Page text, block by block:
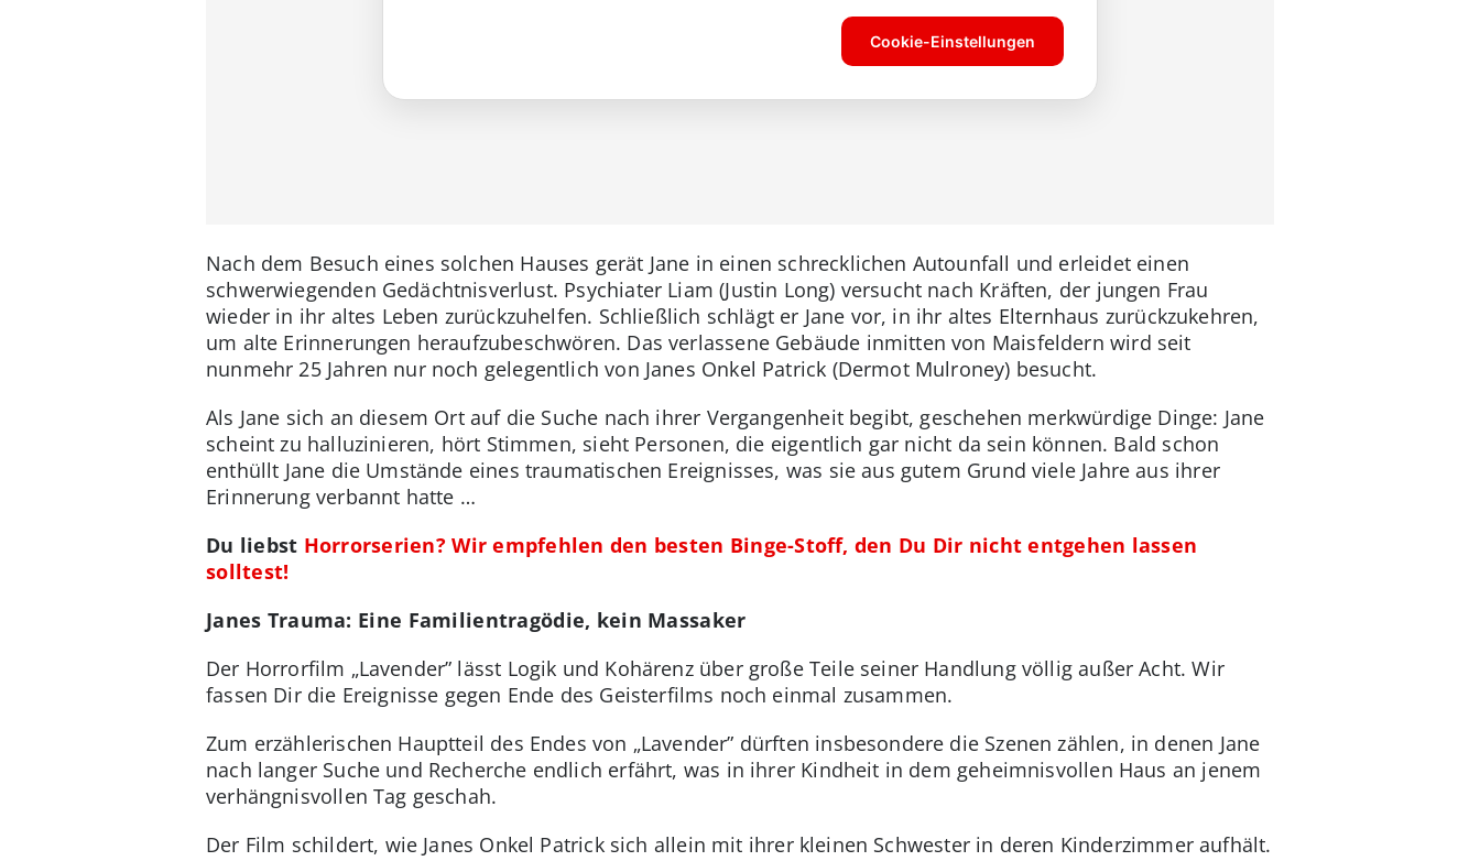
Nach dem Besuch eines solchen Hauses gerät Jane in einen schrecklichen Autounfall und erleidet einen
schwerwiegenden Gedächtnisverlust. Psychiater Liam (Justin Long) versucht nach Kräften, der jungen Frau
wieder in ihr altes Leben zurückzuhelfen. Schließlich schlägt er Jane vor, in ihr altes Elternhaus zurückzukehren,
um alte Erinnerungen heraufzubeschwören. Das verlassene Gebäude inmitten von Maisfeldern wird seit
nunmehr 25 Jahren nur noch gelegentlich von Janes Onkel Patrick (Dermot Mulroney) besucht.
Als Jane sich an diesem Ort auf die Suche nach ihrer Vergangenheit begibt, geschehen merkwürdige Dinge: Jane
scheint zu halluzinieren, hört Stimmen, sieht Personen, die eigentlich gar nicht da sein können. Bald schon
enthüllt Jane die Umstände eines traumatischen Ereignisses, was sie aus gutem Grund viele Jahre aus ihrer
Erinnerung verbannt hatte …
Du liebst Horrorserien? Wir empfehlen den besten Binge-Stoff, den Du Dir nicht entgehen lassen
solltest!
Janes Trauma: Eine Familientragödie, kein Massaker
Der Horrorfilm „Lavender” lässt Logik und Kohärenz über große Teile seiner Handlung völlig außer Acht. Wir
fassen Dir die Ereignisse gegen Ende des Geisterfilms noch einmal zusammen.
Zum erzählerischen Hauptteil des Endes von „Lavender” dürften insbesondere die Szenen zählen, in denen Jane
nach langer Suche und Recherche endlich erfährt, was in ihrer Kindheit in dem geheimnisvollen Haus an jenem
verhängnisvollen Tag geschah.
Der Film schildert, wie Janes Onkel Patrick sich allein mit ihrer kleinen Schwester in deren Kinderzimmer aufhält.